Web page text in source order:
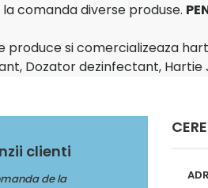
comanda diverse produse.
produce si comercializeaza
Dozator dezinfectant, Hartie
clienti
Echipei Soft sense
"Am comanda